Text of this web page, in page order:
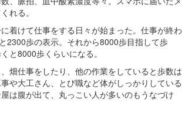
れる。
着けて仕事をする日々が始まった。仕事が終わ
2300歩の表示。それから8000歩目指して歩
と8000歩くらいになる。
畑仕事をしたり、他の作業をしていると歩数は
や大工さん、とび職など体がしっかりしている
は腹が出て、丸っこい人が多いのもうなづけ